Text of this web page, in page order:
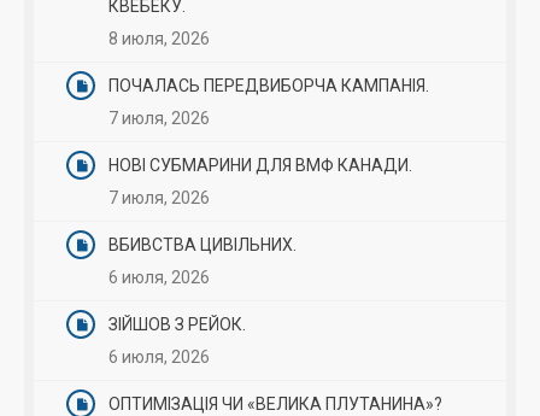
КВЕБЕКУ.
8 июля, 2026
ПОЧАЛАСЬ ПЕРЕДВИБОРЧА КАМПАНІЯ.
7 июля, 2026
НОВІ СУБМАРИНИ ДЛЯ ВМФ КАНАДИ.
7 июля, 2026
ВБИВСТВА ЦИВІЛЬНИХ.
6 июля, 2026
ЗІЙШОВ З РЕЙОК.
6 июля, 2026
ОПТИМІЗАЦІЯ ЧИ «ВЕЛИКА ПЛУТАНИНА»?